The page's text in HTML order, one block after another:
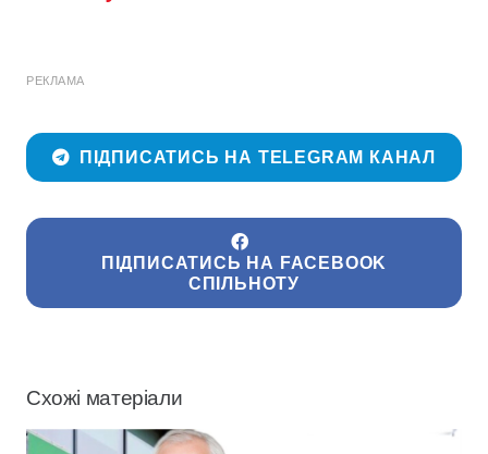
РЕКЛАМА
ПІДПИСАТИСЬ НА TELEGRAM КАНАЛ
ПІДПИСАТИСЬ НА FACEBOOK
СПІЛЬНОТУ
Схожі матеріали